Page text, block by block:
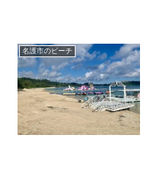
名護市のビーチ